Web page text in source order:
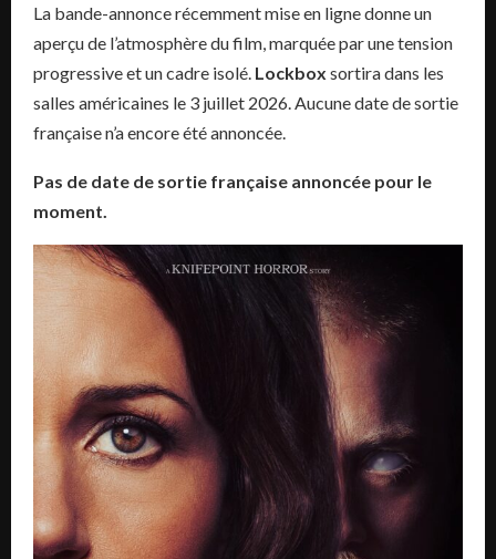
La bande-annonce récemment mise en ligne donne un
aperçu de l’atmosphère du film, marquée par une tension
progressive et un cadre isolé. Lockbox sortira dans les
salles américaines le 3 juillet 2026. Aucune date de sortie
française n’a encore été annoncée.
Pas de date de sortie française annoncée pour le
moment.